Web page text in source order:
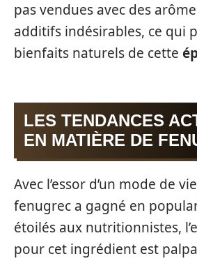
pas vendues avec des
additifs indésirables, ce qui
bienfaits naturels de cette
LES TENDANCES
EN MATIÈRE DE
Avec l’essor d’un mode de
fenugrec a gagné en
étoilés aux nutritionnistes,
pour cet ingrédient est